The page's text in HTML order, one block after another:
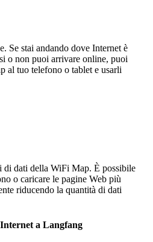
Se stai andando dove Internet è
o non puoi arrivare online, puoi
al tuo telefono o tablet e usarli
di dati della WiFi Map. È possibile
o caricare le pagine Web più
riducendo la quantità di dati
Internet a Langfang